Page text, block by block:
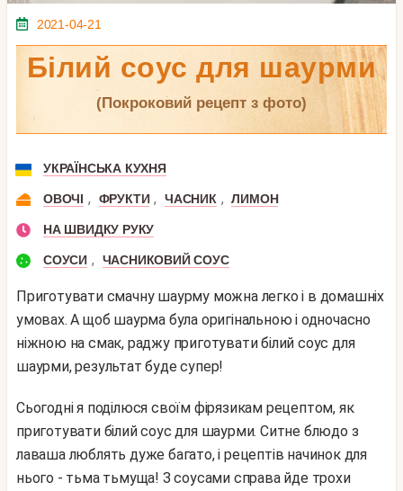
2021-04-21
Білий соус для шаурми
(покроковий рецепт з фото)
УКРАЇНСЬКА КУХНЯ
ОВОЧІ , ФРУКТИ , ЧАСНИК , ЛИМОН
НА ШВИДКУ РУКУ
СОУСИ , ЧАСНИКОВИЙ СОУС
Приготувати смачну шаурму можна легко і в домашніх
умовах. А щоб шаурма була оригінальною і одночасно
ніжною на смак, раджу приготувати білий соус для
шаурми, результат буде супер!
Сьогодні я поділюся своїм фірязикам рецептом, як
приготувати білий соус для шаурми. Ситне блюдо з
лаваша люблять дуже багато, і рецептів начинок для
нього - тьма тьмуща! З соусами справа йде трохи